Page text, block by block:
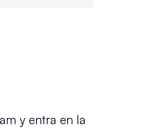
y entra en la